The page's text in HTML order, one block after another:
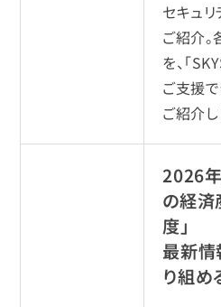
セキュ
ご紹介
を、「
ご支援
ご紹介し
2026
の経済
度」
最新情
り組め